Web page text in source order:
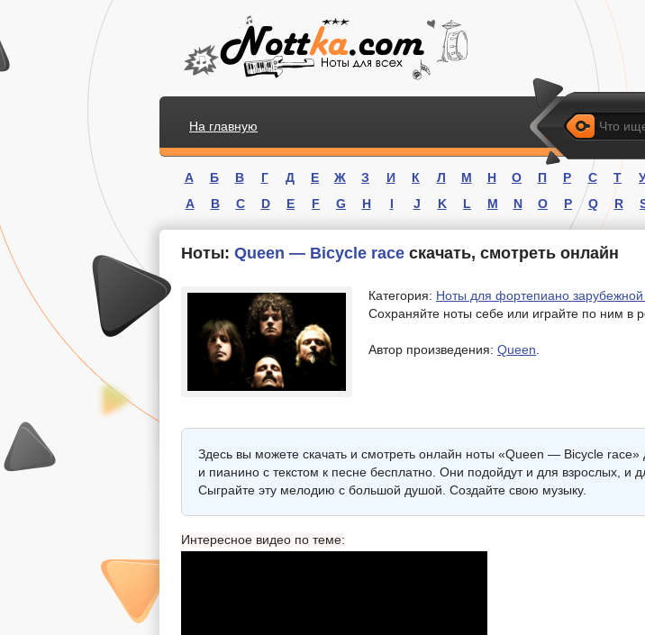
На главную
Искать
А Б В Г Д Е Ж З И К Л М Н О П Р С Т
A
B C D E F G H I J K L M N O P Q R
Ноты: Queen — Bicycle race скачать, смотреть онлайн
Категория: Ноты для фортепиано зарубежной
Сохраняйте ноты себе или играйте по ним в
Автор произведения: Queen
Здесь вы можете скачать и смотреть онлайн ноты «Queen — Bicycle
и пианино с текстом к песне бесплатно. Они подойдут и для взрослых, и
Сыграйте эту мелодию с большой душой. Создайте свою музыку.
Интересное видео по теме: